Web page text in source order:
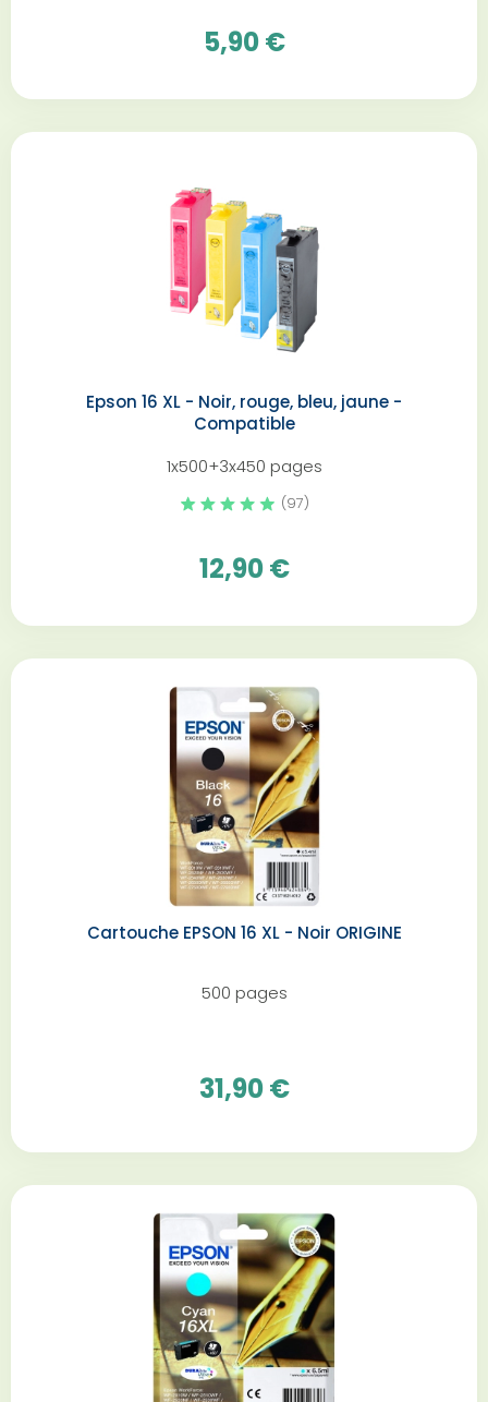
5,90 €
Epson 16 XL - Noir, rouge, bleu, jaune -
Compatible
1x500+3x450 pages
(97)
12,90 €
Cartouche EPSON 16 XL - Noir ORIGINE
500 pages
31,90 €